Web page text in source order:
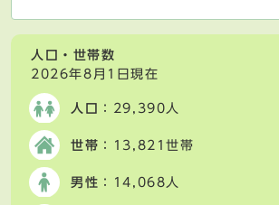
人口・世帯数
2026年8月1日現在
人口 ：29,390人
世帯 ：13,821世帯
男性 ：14,068人